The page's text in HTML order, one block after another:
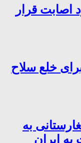
قرار
خلع سلاح
به
به ایران